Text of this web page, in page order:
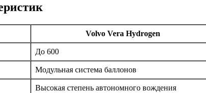
Volvo Vera Hydrogen
До 600
Модульная система баллонов
Высокая степень автономного вождения